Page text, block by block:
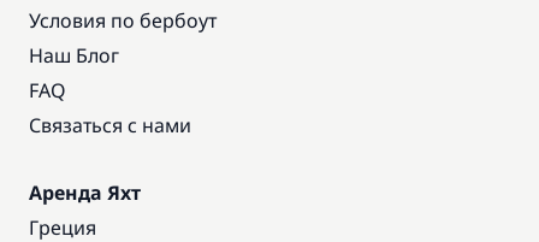
Условия по бербоут
Наш Блог
FAQ
Связаться с нами
Аренда Яхт
Греция